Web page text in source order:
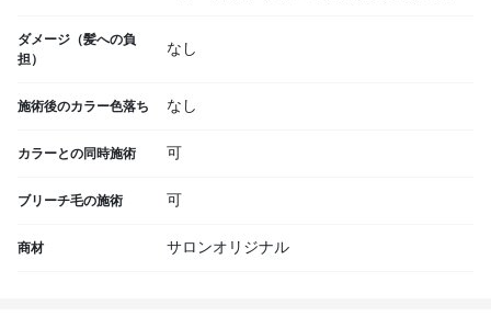
ダメージ（髪への負
担）
なし
施術後のカラー色落ち なし
カラーとの同時施術 可
ブリーチ毛の施術 可
商材 サロンオリジナル